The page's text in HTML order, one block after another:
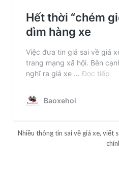
Nhiều thông tin sai về giá xe, viết